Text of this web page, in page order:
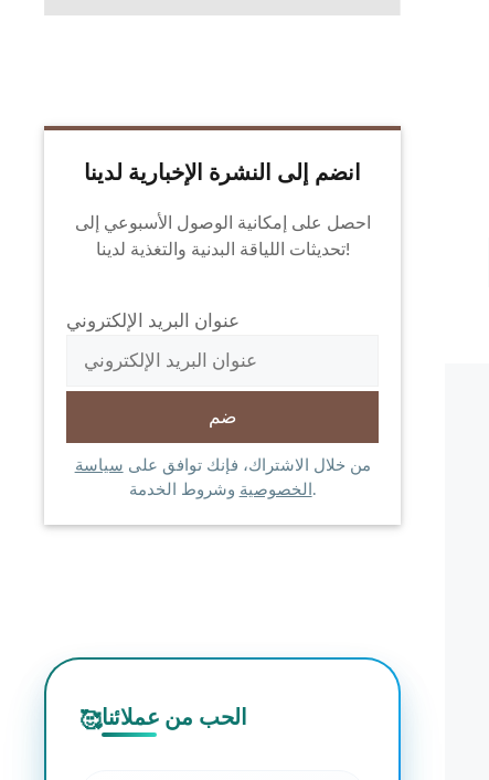
انضم إلى النشرة الإخبارية لدينا
احصل على إمكانية الوصول الأسبوعي إلى
تحديثات اللياقة البدنية والتغذية لدينا!
عنوان البريد الإلكتروني
من خلال الاشتراك، فإنك توافق على سياسة
الخصوصية وشروط الخدمة.
🥰الحب من عملائنا